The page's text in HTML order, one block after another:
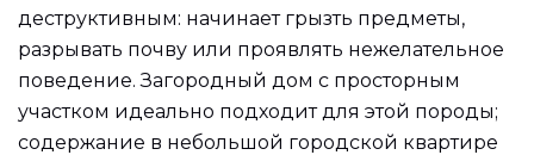
деструктивным: начинает грызть предметы,
разрывать почву или проявлять нежелательное
поведение. Загородный дом с просторным
участком идеально подходит для этой породы;
содержание в небольшой городской квартире